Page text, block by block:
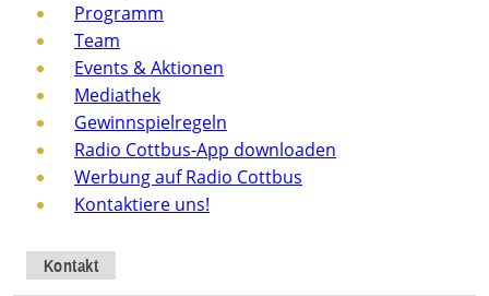
Programm
Team
Events & Aktionen
Mediathek
Gewinnspielregeln
Radio Cottbus-App downloaden
Werbung auf Radio Cottbus
Kontaktiere uns!
Kontakt